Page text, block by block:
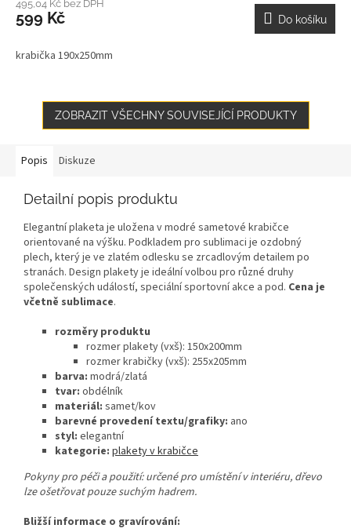
495,04 Kč bez DPH
599 Kč Do košíku
krabička 190x250mm
ZOBRAZIT VŠECHNY SOUVISEJÍCÍ PRODUKTY
Popis Diskuze
Detailní popis produktu
Elegantní plaketa je uložena v modré sametové krabičce
orientované na výšku. Podkladem pro sublimaci je ozdobný
plech, který je ve zlatém odlesku se zrcadlovým detailem po
stranách. Design plakety je ideální volbou pro různé druhy
společenských událostí, speciální sportovní akce a pod. Cena je
včetně sublimace.
rozměry produktu
rozmer plakety (vxš): 150x200mm
rozmer krabičky (vxš): 255x205mm
barva: modrá/zlatá
tvar: obdélník
materiál: samet/kov
barevné provedení textu/grafiky: ano
styl: elegantní
kategorie: plakety v krabičce
Pokyny pro péči a použití: určené pro umístění v interiéru, dřevo
lze ošetřovat pouze suchým hadrem.
Bližší informace o gravírování: